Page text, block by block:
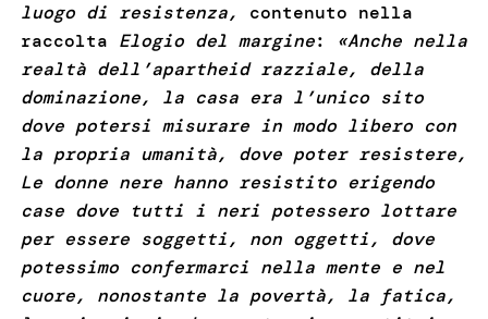
luogo di resistenza, contenuto nella
raccolta Elogio del margine:
«Anche nella
realtà dell’apartheid razziale, della
dominazione, la casa era l’unico sito
dove potersi misurare in modo libero con
la propria umanità, dove poter resistere,
Le donne nere hanno resistito erigendo
case dove tutti i neri potessero lottare
per essere soggetti, non oggetti, dove
potessimo confermarci nella mente e nel
cuore, nonostante la povertà, la fatica,